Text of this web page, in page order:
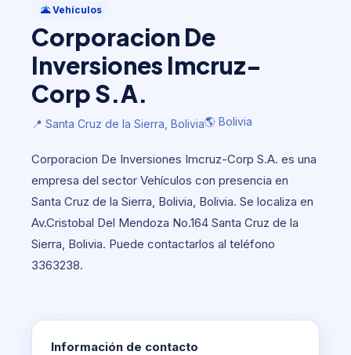
Corporacion De Inversiones
Imcruz-Corp S.A.
📍 Santa Cruz de la Sierra, Bolivia
🌋 Vehículos
Corporacion De
Inversiones Imcruz-
Corp S.A.
📍 Santa Cruz de la Sierra, Bolivia🌎 Bolivia
Corporacion De Inversiones Imcruz-Corp S.A. es una
empresa del sector Vehículos con presencia en
Santa Cruz de la Sierra, Bolivia, Bolivia. Se localiza en
Av.Cristobal Del Mendoza No.164 Santa Cruz de la
Sierra, Bolivia. Puede contactarlos al teléfono
3363238.
Información de contacto